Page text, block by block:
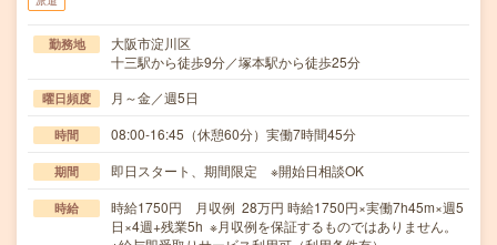
勤務地
大阪市淀川区
十三駅から徒歩9分／塚本駅から徒歩25分
曜日頻度 月～金／週5日
時間 08:00-16:45（休憩60分）実働7時間45分
期間 即日スタート、期間限定 ※開始日相談OK
時給
時給1750円 月収例 28万円 時給1750円×実働7h45m×週5
日×4週+残業5h ※月収例を保証するものではありません。